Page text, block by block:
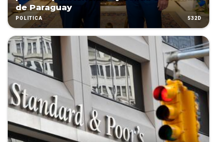
de Paraguay
POLÍTICA 532D